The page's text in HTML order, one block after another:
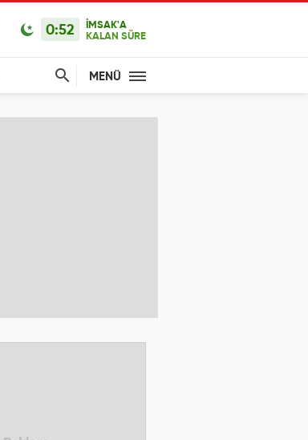
0:52
İMSAK'A
KALAN SÜRE
MENÜ